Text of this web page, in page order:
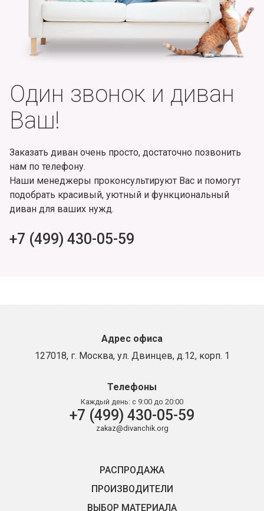
Один звонок и диван
Ваш!
Заказать диван очень просто, достаточно позвонить
нам по телефону.
Наши менеджеры проконсультируют Вас и помогут
подобрать красивый, уютный и функциональный
диван для ваших нужд.
+7 (499) 430-05-59
Адрес офиса
127018, г. Москва, ул. Двинцев, д.12, корп. 1
Телефоны
Каждый день: с 9:00 до 20:00
+7 (499) 430-05-59
zakaz@divanchik.org
РАСПРОДАЖА
ПРОИЗВОДИТЕЛИ
ВЫБОР МАТЕРИАЛА